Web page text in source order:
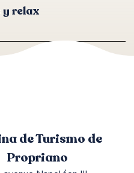
y relax
de Turismo de
Propriano